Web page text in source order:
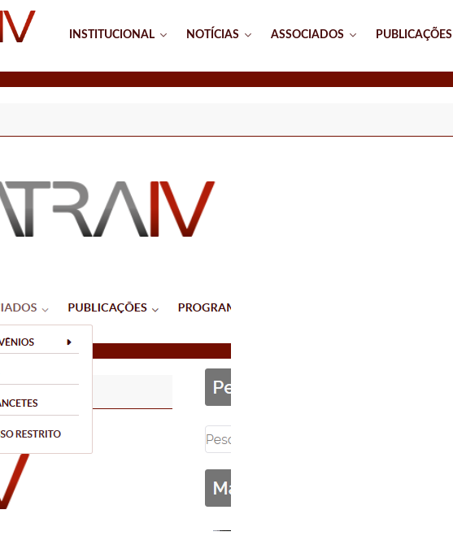
INSTITUCIONAL NOTÍCIAS ASSOCIADOS PUBLICAÇÕES